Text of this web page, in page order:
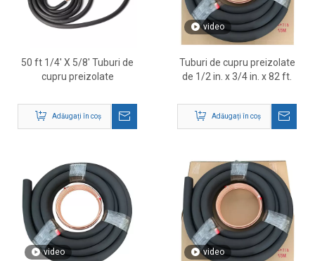
50 ft 1/4' X 5/8' Tuburi de
cupru preizolate
Adăugați în coș
video
Tuburi de cupru preizolate
de 1/2 in. x 3/4 in. x 82 ft.
Adăugați în coș
video video